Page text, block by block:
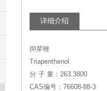
详细介绍
抑芽唑
Triapenthenol
分 子 量：263.3800
CAS编号：76608-88-3